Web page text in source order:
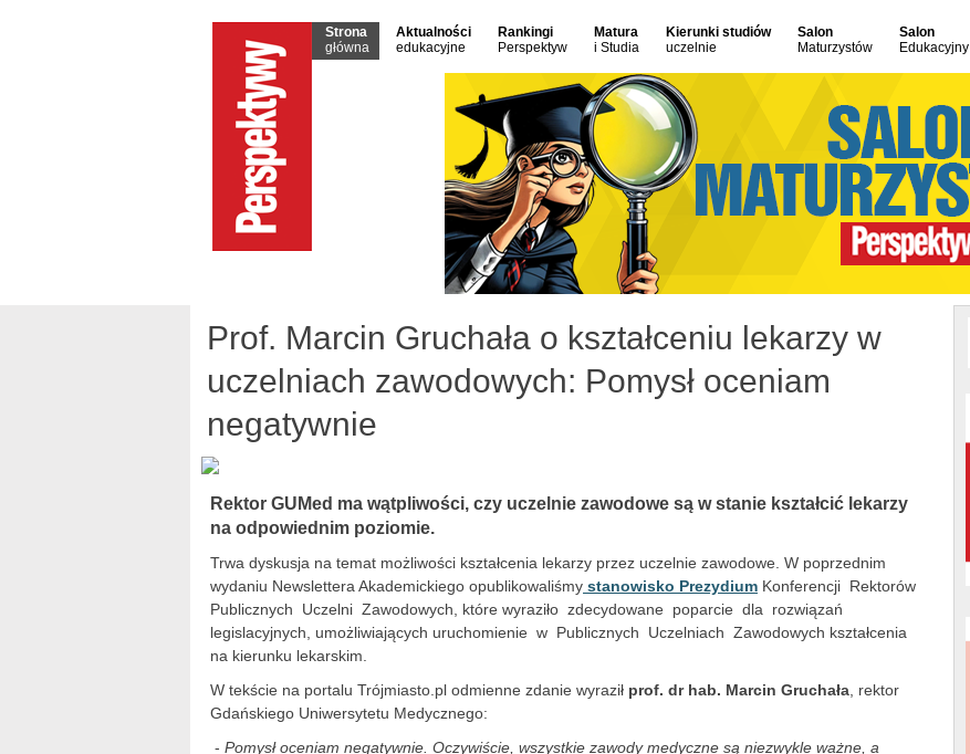
Strona
główna
Aktualności
edukacyjne
Rankingi
Perspektyw
Matura
i Studia
Kierunki studiów
uczelnie
Salon
Maturzystów
Salon
Edukacyjny
Prof. Marcin Gruchała o kształceniu lekarzy w
uczelniach zawodowych: Pomysł oceniam
negatywnie
Rektor GUMed ma wątpliwości, czy uczelnie zawodowe są w stanie kształcić lekarzy
na odpowiednim poziomie.
Trwa dyskusja na temat możliwości kształcenia lekarzy przez uczelnie zawodowe. W poprzednim
wydaniu Newslettera Akademickiego opublikowaliśmy stanowisko Prezydium Konferencji Rektorów
Publicznych Uczelni Zawodowych, które wyraziło zdecydowane poparcie dla rozwiązań
legislacyjnych, umożliwiających uruchomienie w Publicznych Uczelniach Zawodowych kształcenia
na kierunku lekarskim.
W tekście na portalu Trójmiasto.pl odmienne zdanie wyraził prof. dr hab. Marcin Gruchała , rektor
Gdańskiego Uniwersytetu Medycznego:
- Pomysł oceniam negatywnie. Oczywiście, wszystkie zawody medyczne są niezwykle ważne, a